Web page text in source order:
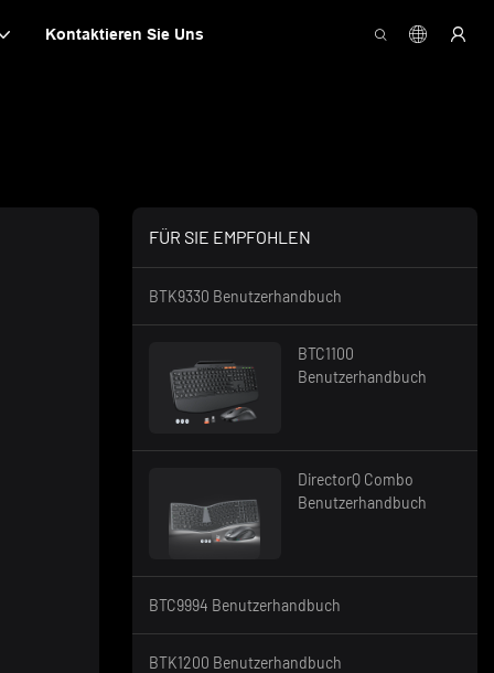
Kontaktieren Sie Uns
FÜR SIE EMPFOHLEN
BTK9330 Benutzerhandbuch
BTC1100
Benutzerhandbuch
DirectorQ Combo
Benutzerhandbuch
BTC9994 Benutzerhandbuch
BTK1200 Benutzerhandbuch